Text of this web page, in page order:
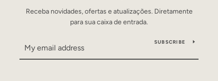
Receba novidades, ofertas e atualizações. Diretamente
para sua caixa de entrada.
SUBSCRIBE